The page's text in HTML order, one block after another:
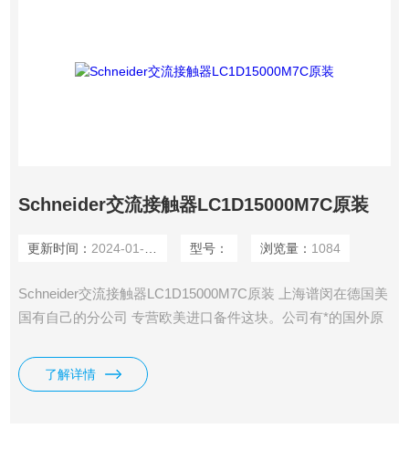
Schneider交流接触器LC1D15000M7C原装
更新时间： 2024-01-23 型号： 浏览量： 1084
Schneider交流接触器LC1D15000M7C原装 上海谱闵在德国美
国有自己的分公司 专营欧美进口备件这块。公司有*的国外原
目表，并且每天保持跟供货商电话沟通，为您提供快捷及时的
报价。 价格优: 我们直接从现货拿报价，避开许多中间环节，
了解详情